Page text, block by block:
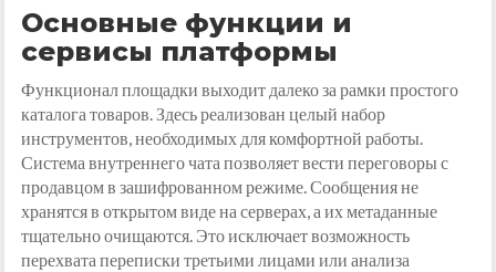
Основные функции и
сервисы платформы
Функционал площадки выходит далеко за рамки простого
каталога товаров. Здесь реализован целый набор
инструментов, необходимых для комфортной работы.
Система внутреннего чата позволяет вести переговоры с
продавцом в зашифрованном режиме. Сообщения не
хранятся в открытом виде на серверах, а их метаданные
тщательно очищаются. Это исключает возможность
перехвата переписки третьими лицами или анализа